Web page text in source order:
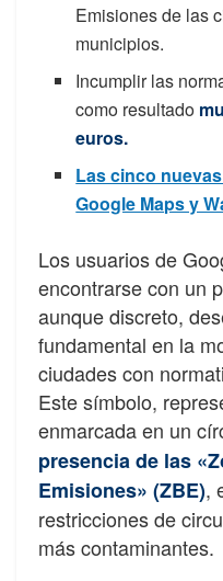
Emisiones de las
municipios.
Incumplir las
como resultado
euros.
Las cinco
Google Maps y
Los usuarios de
encontrarse con un
aunque discreto,
fundamental en la
ciudades con
Este símbolo,
enmarcada en un
presencia de las
Emisiones» (ZBE),
restricciones de
más contaminantes.